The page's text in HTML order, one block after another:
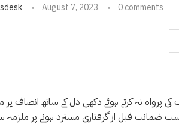
August 7, 2023 0 comments
پرواہ نہ کرتے ہوئے دکھی دل کے ساتھ انصاف
قبل از گرفتاری مسترد ہونے پر ملزمہ